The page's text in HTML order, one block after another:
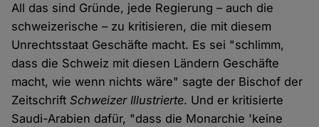
All das sind Gründe, jede Regierung – auch die
schweizerische – zu kritisieren, die mit diesem
Unrechtsstaat Geschäfte macht. Es sei "schlimm,
dass die Schweiz mit diesen Ländern Geschäfte
macht, wie wenn nichts wäre" sagte der Bischof der
ZeitschriftSchweizer Illustrierte. Und er kritisierte
Saudi-Arabien dafür, "dass die Monarchie 'keine